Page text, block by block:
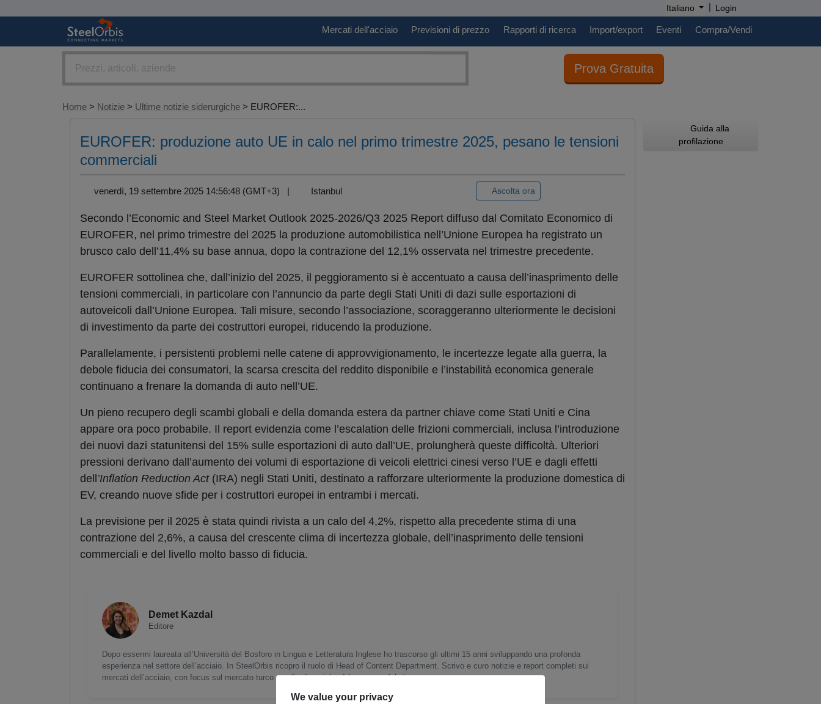
Italiano | Login
Mercati dell'acciaio Previsioni di prezzo Rapporti di ricerca Import/export Eventi Compra/Vendi
Prova Gratuita
Home > Notizie > Ultime notizie siderurgiche > EUROFER:...
EUROFER: produzione auto UE in calo nel primo trimestre 2025, pesano le tensioni
commerciali
venerdì, 19 settembre 2025 14:56:48 (GMT+3) | Istanbul Ascolta ora
Secondo l’Economic and Steel Market Outlook 2025-2026/Q3 2025 Report diffuso dal Comitato Economico di
EUROFER, nel primo trimestre del 2025 la produzione automobilistica nell’Unione Europea ha registrato un
brusco calo dell’11,4% su base annua, dopo la contrazione del 12,1% osservata nel trimestre precedente.
EUROFER sottolinea che, dall’inizio del 2025, il peggioramento si è accentuato a causa dell’inasprimento delle
tensioni commerciali, in particolare con l’annuncio da parte degli Stati Uniti di dazi sulle esportazioni di
autoveicoli dall’Unione Europea. Tali misure, secondo l’associazione, scoraggeranno ulteriormente le decisioni
di investimento da parte dei costruttori europei, riducendo la produzione.
Parallelamente, i persistenti problemi nelle catene di approvvigionamento, le incertezze legate alla guerra, la
debole fiducia dei consumatori, la scarsa crescita del reddito disponibile e l’instabilità economica generale
continuano a frenare la domanda di auto nell’UE.
Un pieno recupero degli scambi globali e della domanda estera da partner chiave come Stati Uniti e Cina
appare ora poco probabile. Il report evidenzia come l’escalation delle frizioni commerciali, inclusa l’introduzione
dei nuovi dazi statunitensi del 15% sulle esportazioni di auto dall’UE, prolungherà queste difficoltà. Ulteriori
pressioni derivano dall’aumento dei volumi di esportazione di veicoli elettrici cinesi verso l’UE e dagli effetti
dell ’Inflation Reduction Act (IRA) negli Stati Uniti, destinato a rafforzare ulteriormente la produzione domestica di
EV, creando nuove sfide per i costruttori europei in entrambi i mercati.
La previsione per il 2025 è stata quindi rivista a un calo del 4,2%, rispetto alla precedente stima di una
contrazione del 2,6%, a causa del crescente clima di incertezza globale, dell’inasprimento delle tensioni
commerciali e del livello molto basso di fiducia.
Demet Kazdal
Editore
Dopo essermi laureata all’Università del Bosforo in Lingua e Letteratura Inglese ho trascorso gli ultimi 15 anni sviluppando una profonda
esperienza nel settore dell’acciaio. In SteelOrbis ricopro il ruolo di Head of Content Department. Scrivo e curo notizie e report completi sui
mercati dell’acciaio, con focus sul mercato turco e sulle dinamiche del mercato globale.
Guida alla
profilazione